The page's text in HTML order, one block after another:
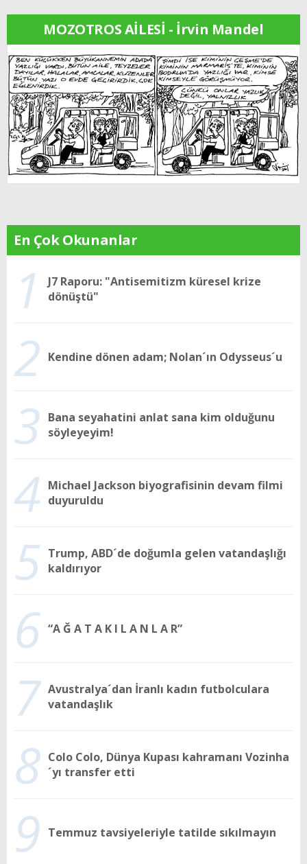
MOZOTROS AİLESİ - İrvin Mandel
En Çok Okunanlar
1
J7 Raporu: "Antisemitizm küresel krize
dönüştü"
2 Kendine dönen adam; Nolan´ın Odysseus´u
3 Bana seyahatini anlat sana kim olduğunu
söyleyeyim!
4 Michael Jackson biyografisinin devam filmi
duyuruldu
5 Trump, ABD´de doğumla gelen vatandaşlığı
kaldırıyor
6 “A Ğ A T A K I L A N L A R”
7 Avustralya´dan İranlı kadın futbolculara
vatandaşlık
8 Colo Colo, Dünya Kupası kahramanı Vozinha
´yı transfer etti
9 Temmuz tavsiyeleriyle tatilde sıkılmayın